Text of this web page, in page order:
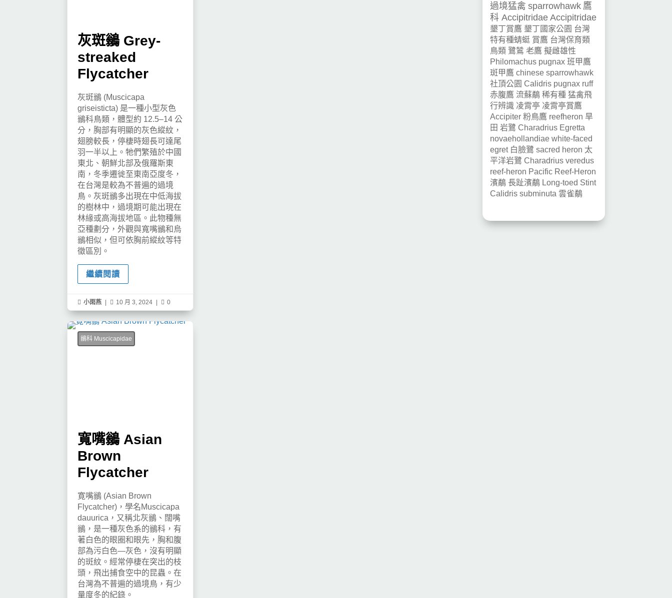
灰斑鶲 Grey-
streaked
Flycatcher
灰斑鶲 (Muscicapa
griseisticta) 是一種小型灰色
鶲科鳥類，體型約 12.5–14 公
分，胸部有明顯的灰色縱紋，
翅膀較長，停棲時翅長可達尾
羽一半以上。牠們繁殖於中國
東北、朝鮮北部及俄羅斯東
南，冬季遷徙至東南亞度冬，
在台灣是較為不普遍的過境
鳥。灰斑鶲多出現在中低海拔
的樹林中，過境期可能出現在
林緣或高海拔地區。此物種無
亞種劃分，外觀與寬嘴鶲和烏
鶲相似，但可依胸前縱紋等特
徵區別。
繼續閱讀
 小雨燕  10 月 3, 2024  0
鶲科 Muscicapidae
寬嘴鶲 Asian
Brown
Flycatcher
寛嘴鶲 (Asian Brown
Flycatcher)，學名Muscicapa
dauurica，又稱北灰鶲、闊嘴
鶲，是一種灰色系的鶲科，有
著白色的眼圈和眼先，胸和腹
部為污白色—灰色，沒有明顯
的斑紋。經常停棲在突出的枝
頭，飛出捕食空中的昆蟲。在
台灣為不普遍的過境鳥，有少
量度冬的紀錄。
過境猛禽 sparrowhawk 鷹
科 Accipitridae Accipitridae
墾丁賞鷹 墾丁國家公園 台灣
特有種蜻蜓 賞鷹 台灣保育類
鳥類 鷺鷥 老鷹 擬雌雄性
Philomachus pugnax 班甲鷹
斑甲鷹 chinese sparrowhawk
社頂公園 Calidris pugnax ruff
赤腹鷹 流蘇鷸 稀有種 猛禽飛
行辨識 凌霄亭 凌霄亭賞鷹
Accipiter 粉鳥鷹 reefheron 旱
田 岩鷺 Charadrius Egretta
novaehollandiae white-faced
egret 白臉鷺 sacred heron 太
平洋岩鷺 Charadrius veredus
reef-heron Pacific Reef-Heron
濱鷸 長趾濱鷸 Long-toed Stint
Calidris subminuta 雲雀鷸